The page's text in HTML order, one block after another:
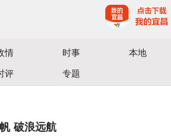
办
情 时事
本地
评 专题
破浪远航